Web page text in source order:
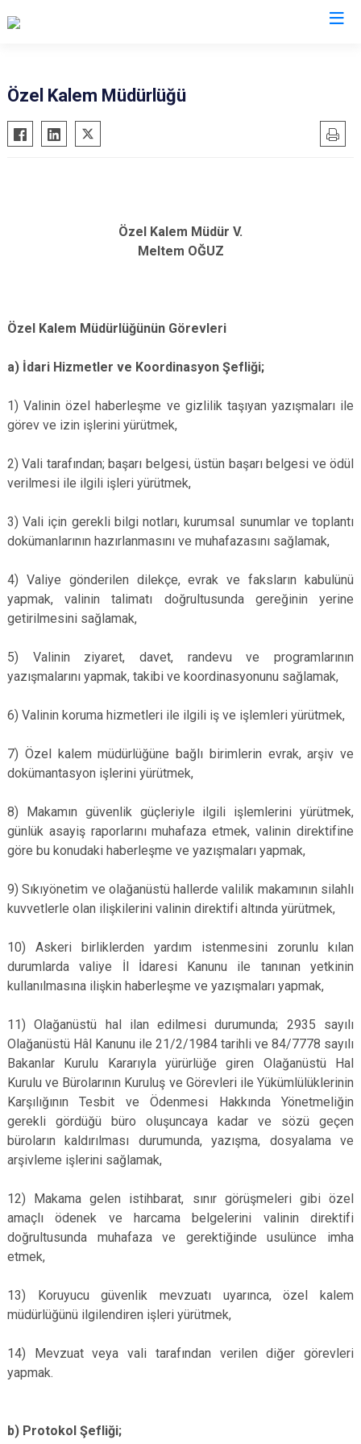
Özel Kalem Müdürlüğü
Özel Kalem Müdür V.
Meltem OĞUZ
Özel Kalem Müdürlüğünün Görevleri
a) İdari Hizmetler ve Koordinasyon Şefliği;
1) Valinin özel haberleşme ve gizlilik taşıyan yazışmaları ile
görev ve izin işlerini yürütmek,
2) Vali tarafından; başarı belgesi, üstün başarı belgesi ve ödül
verilmesi ile ilgili işleri yürütmek,
3) Vali için gerekli bilgi notları, kurumsal sunumlar ve toplantı
dokümanlarının hazırlanmasını ve muhafazasını sağlamak,
4) Valiye gönderilen dilekçe, evrak ve faksların kabulünü
yapmak, valinin talimatı doğrultusunda gereğinin yerine
getirilmesini sağlamak,
5) Valinin ziyaret, davet, randevu ve programlarının
yazışmalarını yapmak, takibi ve koordinasyonunu sağlamak,
6) Valinin koruma hizmetleri ile ilgili iş ve işlemleri yürütmek,
7) Özel kalem müdürlüğüne bağlı birimlerin evrak, arşiv ve
dokümantasyon işlerini yürütmek,
8) Makamın güvenlik güçleriyle ilgili işlemlerini yürütmek,
günlük asayiş raporlarını muhafaza etmek, valinin direktifine
göre bu konudaki haberleşme ve yazışmaları yapmak,
9) Sıkıyönetim ve olağanüstü hallerde valilik makamının silahlı
kuvvetlerle olan ilişkilerini valinin direktifi altında yürütmek,
10) Askeri birliklerden yardım istenmesini zorunlu kılan
durumlarda valiye İl İdaresi Kanunu ile tanınan yetkinin
kullanılmasına ilişkin haberleşme ve yazışmaları yapmak,
11) Olağanüstü hal ilan edilmesi durumunda; 2935 sayılı
Olağanüstü Hâl Kanunu ile 21/2/1984 tarihli ve 84/7778 sayılı
Bakanlar Kurulu Kararıyla yürürlüğe giren Olağanüstü Hal
Kurulu ve Bürolarının Kuruluş ve Görevleri ile Yükümlülüklerinin
Karşılığının Tesbit ve Ödenmesi Hakkında Yönetmeliğin
gerekli gördüğü büro oluşuncaya kadar ve sözü geçen
büroların kaldırılması durumunda, yazışma, dosyalama ve
arşivleme işlerini sağlamak,
12) Makama gelen istihbarat, sınır görüşmeleri gibi özel
amaçlı ödenek ve harcama belgelerini valinin direktifi
doğrultusunda muhafaza ve gerektiğinde usulünce imha
etmek,
13) Koruyucu güvenlik mevzuatı uyarınca, özel kalem
müdürlüğünü ilgilendiren işleri yürütmek,
14) Mevzuat veya vali tarafından verilen diğer görevleri
yapmak.
b) Protokol Şefliği;